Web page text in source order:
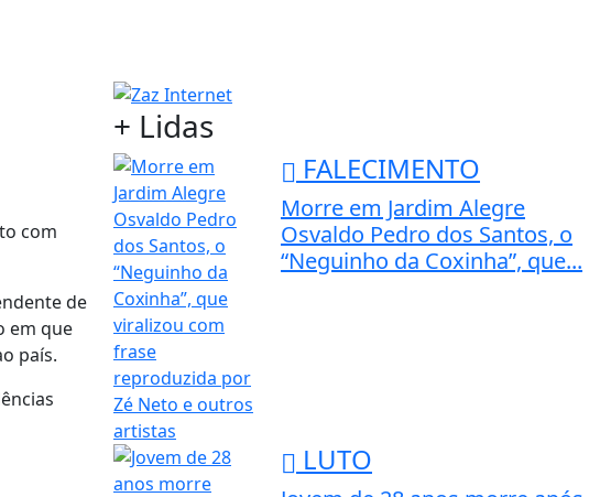
com
de
em que
país.
+ Lidas
FALECIMENTO
Morre em Jardim Alegre
Osvaldo Pedro dos Santos, o
“Neguinho da Coxinha”, que...
LUTO